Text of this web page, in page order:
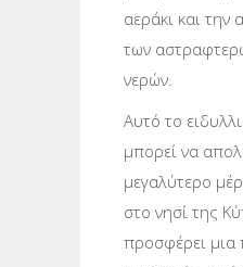
αεράκι και την
των
νερών.
Αυτό το
μπορεί να
μεγαλύτερο
στο νησί της
προσφέρει